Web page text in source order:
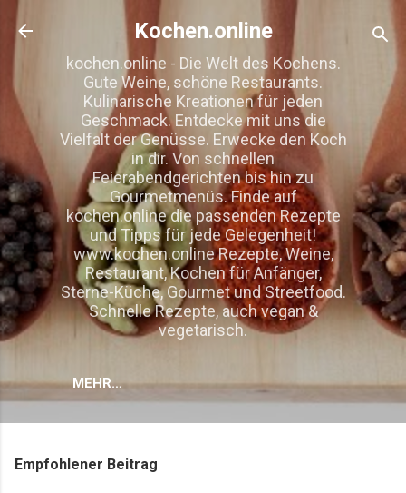
Direkt zum Hauptbereich
Kochen.online
kochen.online - Die Welt des Kochens.
Gute Weine, schöne Restaurants.
Kulinarische Kreationen für jeden
Geschmack. Entdecke mit uns die
Vielfalt der Genüsse. Erwecke den Koch
in dir. Von schnellen
Feierabendgerichten bis hin zu
Gourmetmenüs. Finde auf
kochen.online die passenden Rezepte
und Tipps für jede Gelegenheit!
www.kochen.online Rezepte, Weine,
Restaurant, Kochen für Anfänger,
Sterne-Küche, Gourmet und Streetfood.
Schnelle Rezepte, auch vegan &
vegetarisch.
MEHR…
Empfohlener Beitrag